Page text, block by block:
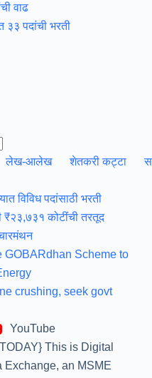
वाढ
३३ पदांची भरती
लेख-आलेख शेतकरी कट्टा
विविध पदांसाठी भरती
₹२३,७३१ कोटींची तरतूद
GOBARdhan Scheme to
crushing, seek govt
YouTube
This is Digital
Exchange, an MSME